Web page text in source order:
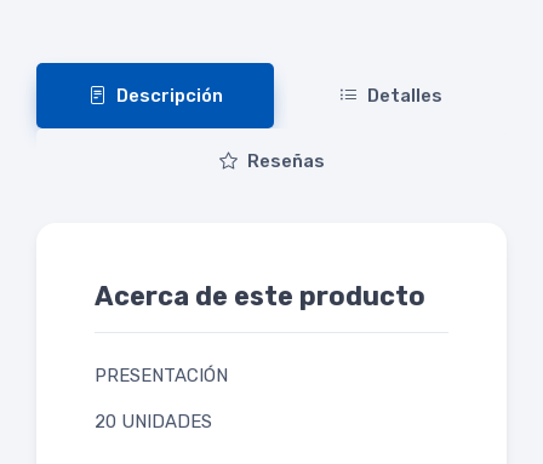
Descripción Detalles
Reseñas
Acerca de este producto
PRESENTACIÓN
20 UNIDADES